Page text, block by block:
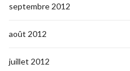
septembre 2012
août 2012
juillet 2012